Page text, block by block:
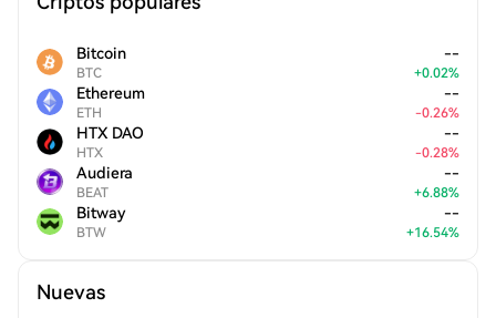
Bitcoin
BTC
--
+0.02%
Ethereum
ETH
--
-0.26%
HTX DAO
HTX
--
-0.28%
Audiera
BEAT
--
+6.88%
Bitway
BTW
--
+16.54%
Nuevas